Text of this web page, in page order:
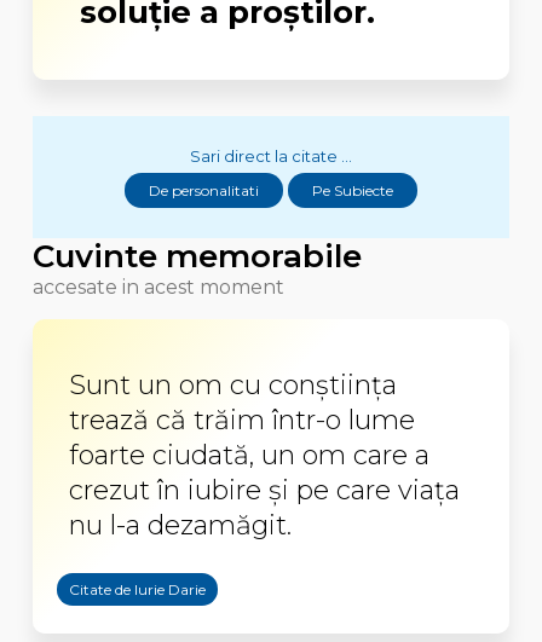
soluție a proștilor.
Sari direct la citate ...
De personalitati Pe Subiecte
Cuvinte memorabile
accesate in acest moment
Sunt un om cu conştiinţa
trează că trăim într-o lume
foarte ciudată, un om care a
crezut în iubire şi pe care viaţa
nu l-a dezamăgit.
Citate de Iurie Darie